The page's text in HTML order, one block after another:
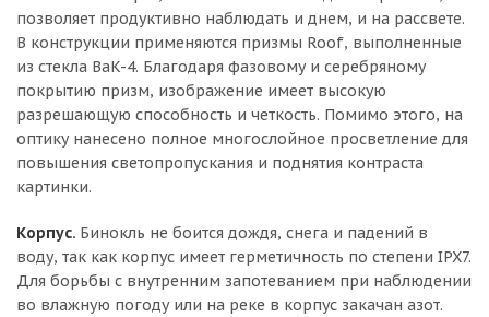
позволяет продуктивно наблюдать и днем, и на рассвете.
В конструкции применяются призмы Roof, выполненные
из стекла BaK-4. Благодаря фазовому и серебряному
покрытию призм, изображение имеет высокую
разрешающую способность и четкость. Помимо этого, на
оптику нанесено полное многослойное просветление для
повышения светопропускания и поднятия контраста
картинки.
Корпус. Бинокль не боится дождя, снега и падений в
воду, так как корпус имеет герметичность по степени IPX7.
Для борьбы с внутренним запотеванием при наблюдении
во влажную погоду или на реке в корпус закачан азот.